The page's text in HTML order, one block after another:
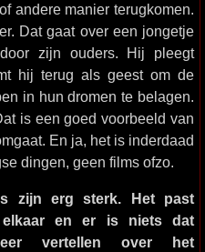
andere manier terugkomen.
Dat gaat over een jongetje
zijn ouders. Hij pleegt
hij terug als geest om de
in hun dromen te belagen.
is een goed voorbeeld van
En ja, het is inderdaad
dingen, geen films ofzo.
zijn erg sterk. Het past
en er is niets dat
vertellen over het